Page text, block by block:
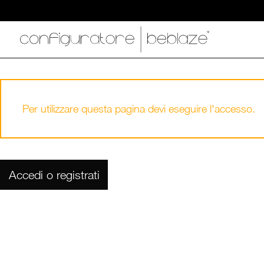
Per utilizzare questa pagina devi eseguire l'accesso.
Accedi o registrati